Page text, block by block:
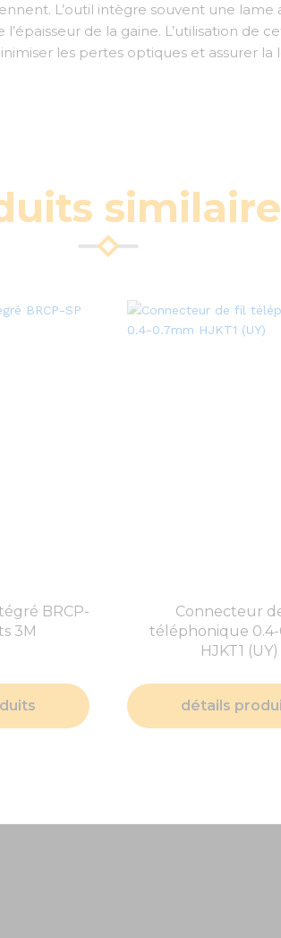
L’outil intègre souvent une
de la gaine. L’utilisation de
les pertes optiques et assurer la
BRCP-
3M
Connecteur
téléphonique
HJKT1 (UY)
détails